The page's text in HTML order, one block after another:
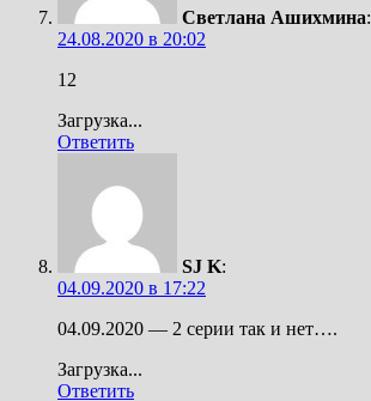
Светлана Ашихмина:
24.08.2020 в 20:02
12
Загрузка...
Ответить
SJ K:
04.09.2020 в 17:22
04.09.2020 — 2 серии так и нет….
Загрузка...
Ответить